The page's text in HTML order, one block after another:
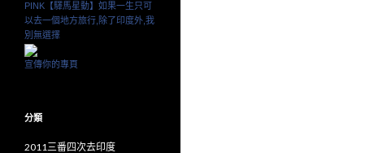
PINK【驛馬星動】如果一生只可
以去一個地方旅行,除了印度外,我
別無選擇
宣傳你的專頁
分類
2011三番四次去印度